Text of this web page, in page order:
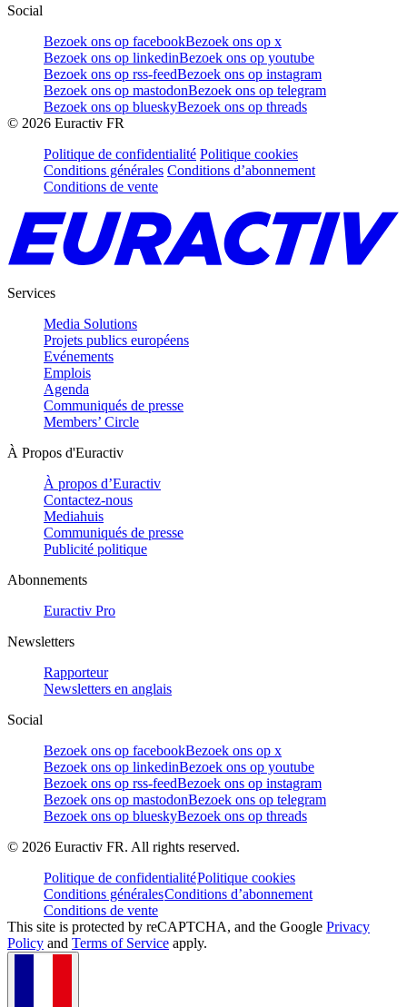
Social
Bezoek ons op facebookBezoek ons op x
Bezoek ons op linkedinBezoek ons op youtube
Bezoek ons op rss-feedBezoek ons op instagram
Bezoek ons op mastodonBezoek ons op telegram
Bezoek ons op blueskyBezoek ons op threads
© 2026 Euractiv FR
Politique de confidentialité Politique cookies
Conditions générales Conditions d’abonnement
Conditions de vente
Services
Media Solutions
Projets publics européens
Evénements
Emplois
Agenda
Communiqués de presse
Members’ Circle
À Propos d'Euractiv
À propos d’Euractiv
Contactez-nous
Mediahuis
Communiqués de presse
Publicité politique
Abonnements
Euractiv Pro
Newsletters
Rapporteur
Newsletters en anglais
Social
Bezoek ons op facebookBezoek ons op x
Bezoek ons op linkedinBezoek ons op youtube
Bezoek ons op rss-feedBezoek ons op instagram
Bezoek ons op mastodonBezoek ons op telegram
Bezoek ons op blueskyBezoek ons op threads
© 2026 Euractiv FR. All rights reserved.
Politique de confidentialitéPolitique cookies
Conditions généralesConditions d’abonnement
Conditions de vente
This site is protected by reCAPTCHA, and the Google Privacy
Policy and Terms of Service apply.